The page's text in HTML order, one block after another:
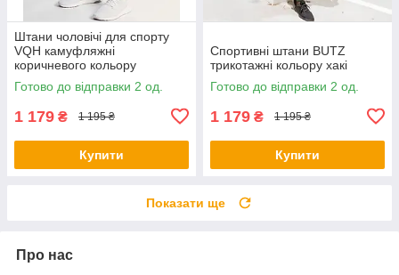
Штани чоловічі для спорту
VQH камуфляжні
коричневого кольору
Готово до відправки 2 од.
1 179 ₴ 1 195 ₴
Купити
Спортивні штани BUTZ
трикотажні кольору хакі
Готово до відправки 2 од.
1 179 ₴ 1 195 ₴
Купити
Показати ще
Про нас